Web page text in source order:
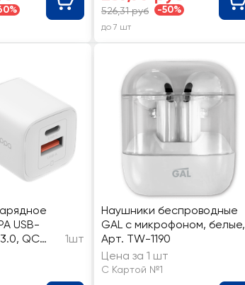
526,31 руб -50%
до 7 шт
USB-
QC
белое,
1шт
Наушники беспроводные
GAL с микрофоном, белые,
Арт. TW-1190
Цена за 1 шт
С Картой №1